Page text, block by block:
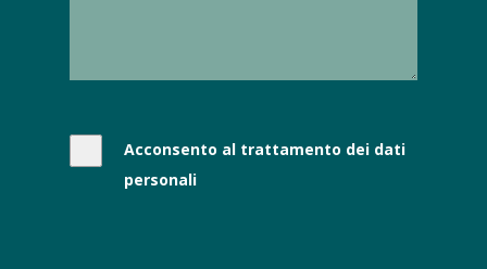
Acconsento al trattamento dei dati
personali